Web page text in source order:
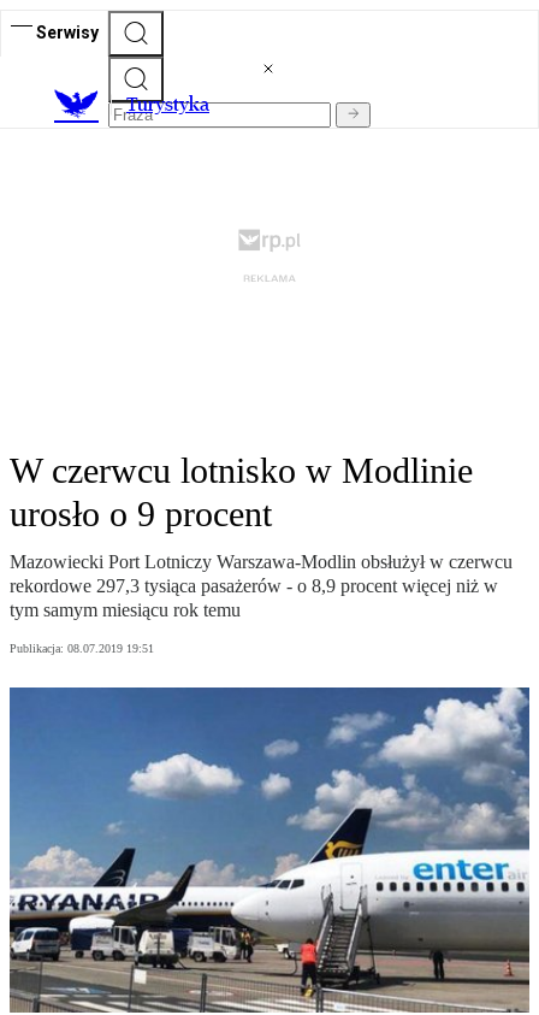
Serwisy
Turystyka
W czerwcu lotnisko w Modlinie
urosło o 9 procent
Mazowiecki Port Lotniczy Warszawa-Modlin obsłużył w czerwcu
rekordowe 297,3 tysiąca pasażerów - o 8,9 procent więcej niż w
tym samym miesiącu rok temu
Publikacja: 08.07.2019 19:51